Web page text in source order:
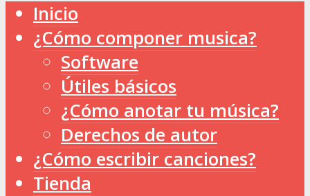
Inicio
¿Cómo componer musica?
Software
Útiles básicos
¿Cómo anotar tu música?
Derechos de autor
¿Cómo escribir canciones?
Tienda